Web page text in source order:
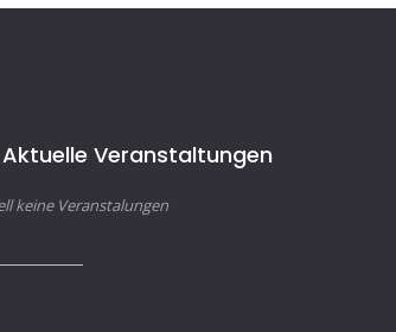
Aktuelle Veranstaltungen
keine Veranstalungen